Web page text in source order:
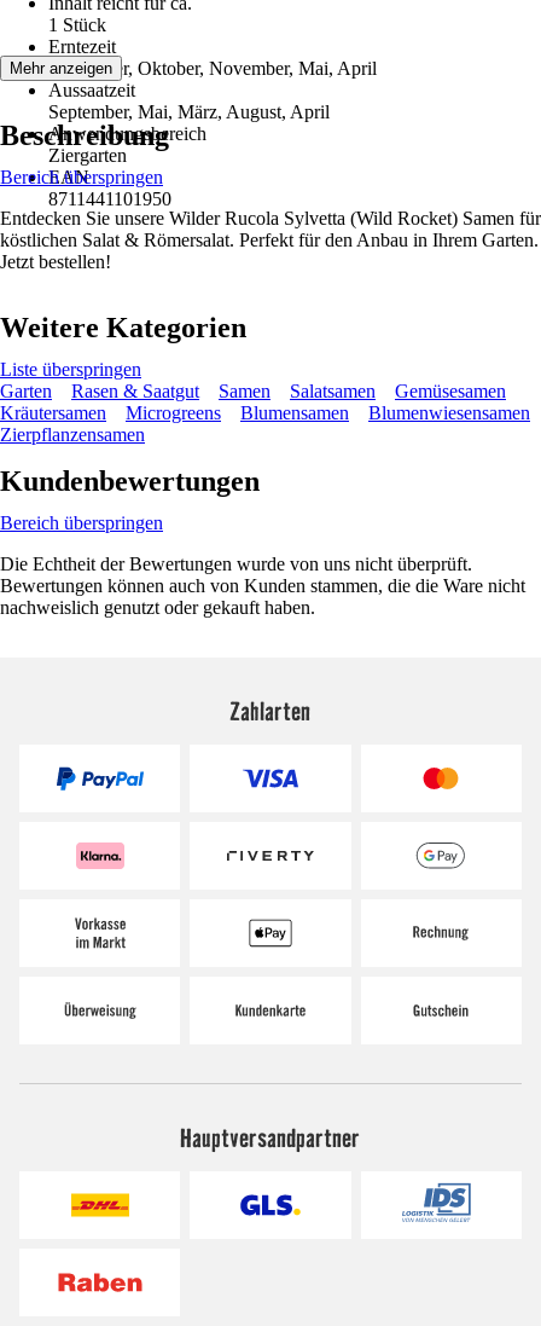
1 Stück
Erntezeit
September, Oktober, November, Mai, April
Aussaatzeit
September, Mai, März, August, April
Anwendungsbereich
Ziergarten
EAN
8711441101950
Mehr anzeigen
Beschreibung
Bereich überspringen
Entdecken Sie unsere Wilder Rucola Sylvetta (Wild Rocket) Samen für
köstlichen Salat & Römersalat. Perfekt für den Anbau in Ihrem Garten.
Jetzt bestellen!
Weitere Kategorien
Liste überspringen
Garten
Rasen & Saatgut Samen Salatsamen
Gemüsesamen
Kräutersamen
Microgreens Blumensamen
Blumenwiesensamen
Zierpflanzensamen
Kundenbewertungen
Bereich überspringen
Die Echtheit der Bewertungen wurde von uns nicht überprüft.
Bewertungen können auch von Kunden stammen, die die Ware nicht
nachweislich genutzt oder gekauft haben.
Zahlarten
Hauptversandpartner